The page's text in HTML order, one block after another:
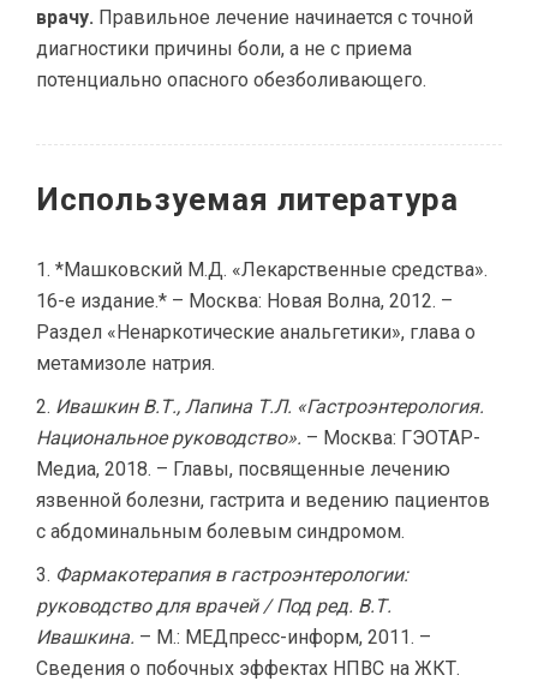
врачу. Правильное лечение начинается с точной
диагностики причины боли, а не с приема
потенциально опасного обезболивающего.
Используемая литература
*Машковский М.Д. «Лекарственные средства».
16-е издание.* – Москва: Новая Волна, 2012. –
Раздел «Ненаркотические анальгетики», глава о
метамизоле натрия.
Ивашкин В.Т., Лапина Т.Л. «Гастроэнтерология.
Национальное руководство». – Москва: ГЭОТАР-
Медиа, 2018. – Главы, посвященные лечению
язвенной болезни, гастрита и ведению пациентов
с абдоминальным болевым синдромом.
Фармакотерапия в гастроэнтерологии:
руководство для врачей / Под ред. В.Т.
Ивашкина. – М.: МЕДпресс-информ, 2011. –
Сведения о побочных эффектах НПВС на ЖКТ.